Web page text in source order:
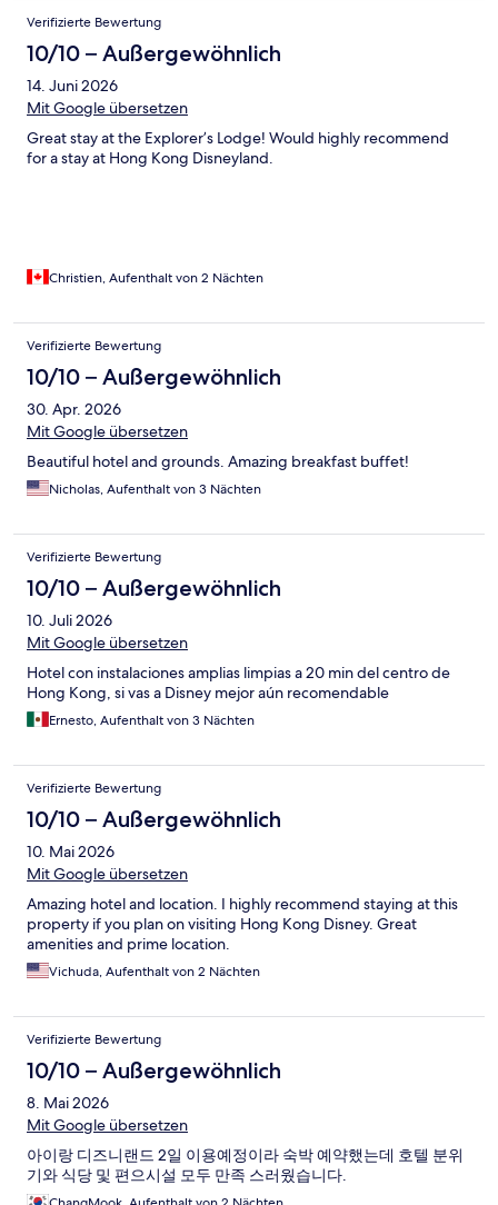
Verifizierte Bewertung
10/10 – Außergewöhnlich
14. Juni 2026
Mit Google übersetzen
Great stay at the Explorer’s Lodge! Would highly recommend
for a stay at Hong Kong Disneyland.
Christien, Aufenthalt von 2 Nächten
Verifizierte Bewertung
10/10 – Außergewöhnlich
30. Apr. 2026
Mit Google übersetzen
Beautiful hotel and grounds. Amazing breakfast buffet!
Nicholas, Aufenthalt von 3 Nächten
Verifizierte Bewertung
10/10 – Außergewöhnlich
10. Juli 2026
Mit Google übersetzen
Hotel con instalaciones amplias limpias a 20 min del centro de
Hong Kong, si vas a Disney mejor aún recomendable
Ernesto, Aufenthalt von 3 Nächten
Verifizierte Bewertung
10/10 – Außergewöhnlich
10. Mai 2026
Mit Google übersetzen
Amazing hotel and location. I highly recommend staying at this
property if you plan on visiting Hong Kong Disney. Great
amenities and prime location.
Vichuda, Aufenthalt von 2 Nächten
Verifizierte Bewertung
10/10 – Außergewöhnlich
8. Mai 2026
Mit Google übersetzen
아이랑 디즈니랜드 2일 이용예정이라 숙박 예약했는데 호텔 분위
기와 식당 및 편으시설 모두 만족 스러웠습니다.